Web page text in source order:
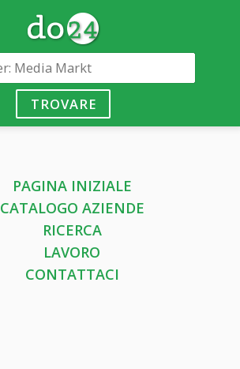
TROVARE
PAGINA INIZIALE
CATALOGO AZIENDE
RICERCA
LAVORO
CONTATTACI